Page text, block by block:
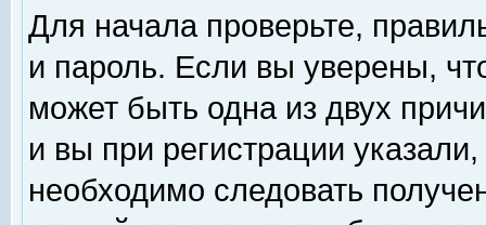
Для начала проверьте,
и пароль. Если вы уверены,
может быть одна из двух
и вы при регистрации
необходимо следовать